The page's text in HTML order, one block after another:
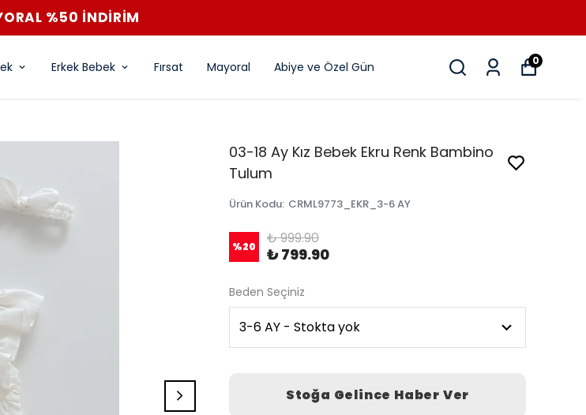
%50 İNDİRİM
Erkek Bebek Fırsat Mayoral Abiye ve Özel Gün 0
03-18 Ay Kız Bebek Ekru Renk Bambino
Tulum
Ürün Kodu: CRML9773_EKR_3-6 AY
%20 ₺ 999.90
₺ 799.90
Beden Seçiniz
Stoğa Gelince Haber Ver